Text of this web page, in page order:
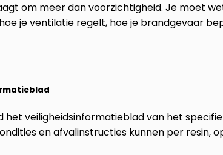
om meer dan voorzichtigheid. Je moet
hoe je ventilatie regelt, hoe je brandgevaar
veiligheidsinformatieblad van het
en afvalinstructies kunnen per resin,